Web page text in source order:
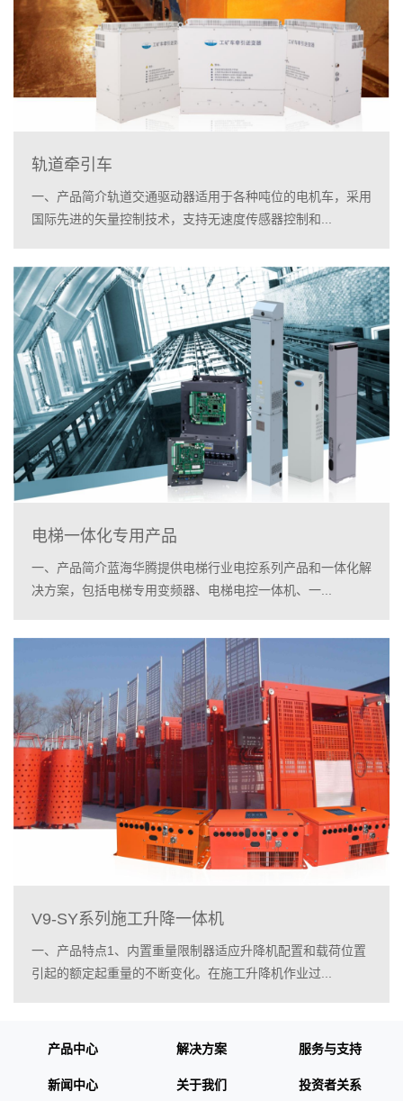
轨道牵引车
一、产品简介轨道交通驱动器适用于各种吨位的电机车，采用
国际先进的矢量控制技术，支持无速度传感器控制和...
电梯一体化专用产品
一、产品简介蓝海华腾提供电梯行业电控系列产品和一体化解
决方案，包括电梯专用变频器、电梯电控一体机、一...
V9-SY系列施工升降一体机
一、产品特点1、内置重量限制器适应升降机配置和载荷位置
引起的额定起重量的不断变化。在施工升降机作业过...
产品中心 解决方案 服务与支持
新闻中心 关于我们 投资者关系